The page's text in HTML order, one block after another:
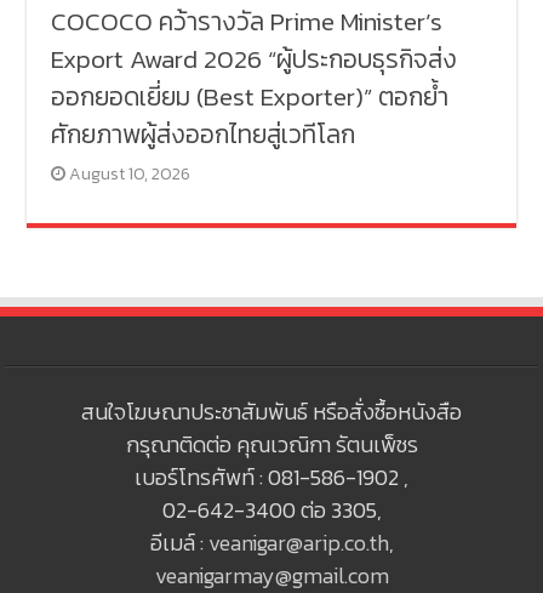
COCOCO คว้ารางวัล Prime Minister’s
Export Award 2026 “ผู้ประกอบธุรกิจส่ง
ออกยอดเยี่ยม (Best Exporter)” ตอกย้ำ
ศักยภาพผู้ส่งออกไทยสู่เวทีโลก
August 10, 2026
สนใจโฆษณาประชาสัมพันธ์ หรือสั่งซื้อหนังสือ
กรุณาติดต่อ คุณเวณิกา รัตนเพ็ชร
เบอร์โทรศัพท์ : 081-586-1902 ,
02-642-3400 ต่อ 3305,
อีเมล์ : veanigar@arip.co.th,
veanigarmay@gmail.com